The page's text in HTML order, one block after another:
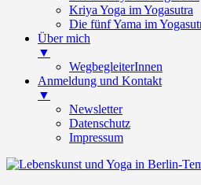
Kriya Yoga im Yogasutra
Die fünf Yama im
Über mich
▼
WegbegleiterInnen
Anmeldung und Kontakt
▼
Newsletter
Datenschutz
Impressum